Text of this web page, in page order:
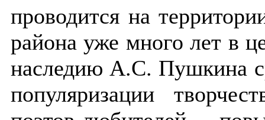
проводится на
района уже много лет в
наследию А.С. Пушкина
популяризации